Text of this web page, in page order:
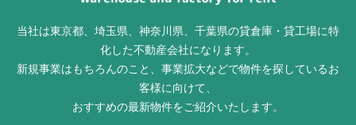
当社は東京都、埼玉県、神奈川県、千葉県の貸倉庫・貸工場に特
化した不動産会社になります。
新規事業はもちろんのこと、事業拡大などで物件を探しているお
客様に向けて、
おすすめの最新物件をご紹介いたします。